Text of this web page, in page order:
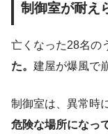
制御室が耐え
亡くなった28名の
た。 建屋が爆風で
制御室は、異常時
危険な場所になっ